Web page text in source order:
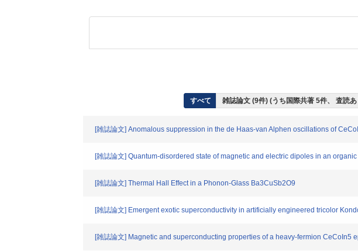
すべて 雑誌論文 (9件) (うち国際共著 5件、 査読
[雑誌論文] Anomalous suppression in the de Haas-van Alphen oscillations of
[雑誌論文] Quantum-disordered state of magnetic and electric dipoles in an organic
[雑誌論文] Thermal Hall Effect in a Phonon-Glass Ba3CuSb2O9
[雑誌論文] Emergent exotic superconductivity in artificially engineered tricolor
[雑誌論文] Magnetic and superconducting properties of a heavy-fermion